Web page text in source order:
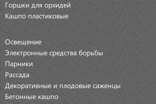
Горшки для орхидей
Кашпо пластиковые
Освещение
Электронные средства борьбы
Парники
Рассада
Декоративные и плодовые саженцы
Бетонные кашпо